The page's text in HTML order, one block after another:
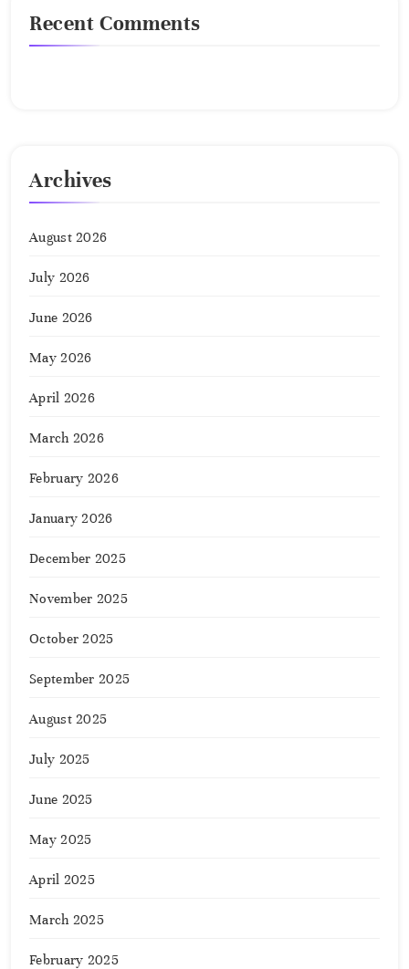
Recent Comments
Archives
August 2026
July 2026
June 2026
May 2026
April 2026
March 2026
February 2026
January 2026
December 2025
November 2025
October 2025
September 2025
August 2025
July 2025
June 2025
May 2025
April 2025
March 2025
February 2025